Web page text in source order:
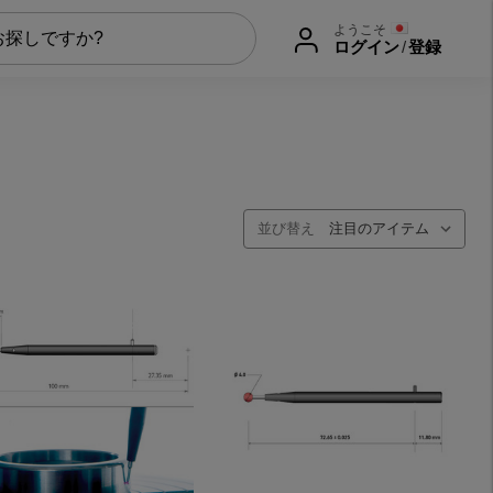
ようこそ
ログイン/登録
並び替え